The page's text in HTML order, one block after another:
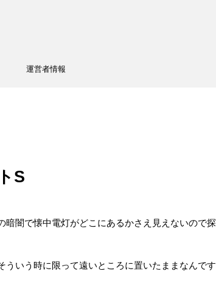
運営者情報
S
暗闇で懐中電灯がどこにあるかさえ見えないので探
ういう時に限って遠いところに置いたままなんです